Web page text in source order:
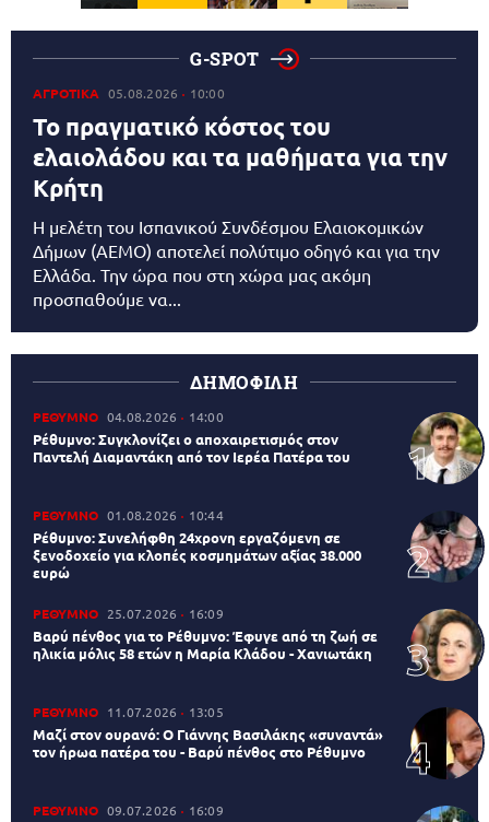
G-SPOT
ΑΓΡΟΤΙΚΑ 05.08.2026 10:00
Το πραγματικό κόστος του
ελαιολάδου και τα μαθήματα για την
Κρήτη
Η μελέτη του Ισπανικού Συνδέσμου Ελαιοκομικών
Δήμων (AEMO) αποτελεί πολύτιμο οδηγό και για την
Ελλάδα. Την ώρα που στη χώρα μας ακόμη
προσπαθούμε να...
ΔΗΜΟΦΙΛΗ
ΡΕΘΥΜΝΟ 04.08.2026 14:00
Ρέθυμνο: Συγκλονίζει ο αποχαιρετισμός στον
Παντελή Διαμαντάκη από τον Ιερέα Πατέρα του
ΡΕΘΥΜΝΟ 01.08.2026 10:44
Ρέθυμνο: Συνελήφθη 24χρονη εργαζόμενη σε
ξενοδοχείο για κλοπές κοσμημάτων αξίας 38.000
ευρώ
ΡΕΘΥΜΝΟ 25.07.2026 16:09
Βαρύ πένθος για το Ρέθυμνο: Έφυγε από τη ζωή σε
ηλικία μόλις 58 ετών η Μαρία Κλάδου - Χανιωτάκη
ΡΕΘΥΜΝΟ 11.07.2026 13:05
Μαζί στον ουρανό: Ο Γιάννης Βασιλάκης «συναντά»
τον ήρωα πατέρα του - Βαρύ πένθος στο Ρέθυμνο
ΡΕΘΥΜΝΟ 09.07.2026 16:09